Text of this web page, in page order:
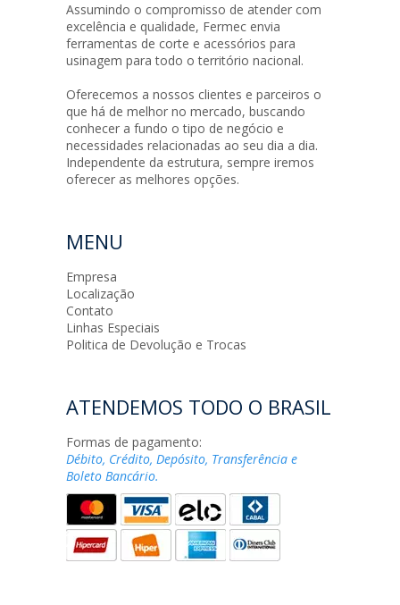
Assumindo o compromisso de atender com
excelência e qualidade, Fermec envia
ferramentas de corte e acessórios para
usinagem para todo o território nacional.
Oferecemos a nossos clientes e parceiros o
que há de melhor no mercado, buscando
conhecer a fundo o tipo de negócio e
necessidades relacionadas ao seu dia a dia.
Independente da estrutura, sempre iremos
oferecer as melhores opções.
MENU
Empresa
Localização
Contato
Linhas Especiais
Politica de Devolução e Trocas
ATENDEMOS TODO O BRASIL
Formas de pagamento:
Débito, Crédito, Depósito, Transferência e
Boleto Bancário.